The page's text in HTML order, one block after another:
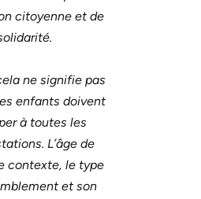
citoyenne et de
ne signifie pas
enfants doivent
à toutes les
L’âge de
contexte, le type
et son